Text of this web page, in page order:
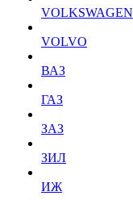
VOLKSWAGEN
VOLVO
ВАЗ
ГАЗ
ЗАЗ
ЗИЛ
ИЖ